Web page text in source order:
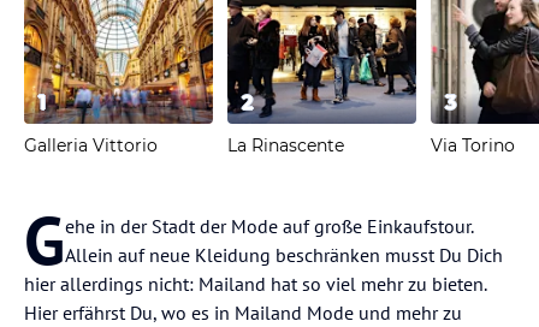
1
Galleria Vittorio
2
La Rinascente
3
Via Torino
Gehe in der Stadt der Mode auf große Einkaufstour.
Allein auf neue Kleidung beschränken musst Du Dich
hier allerdings nicht: Mailand hat so viel mehr zu bieten.
Hier erfährst Du, wo es in Mailand Mode und mehr zu